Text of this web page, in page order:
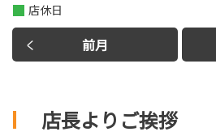
前月
店休日
店長よりご挨拶